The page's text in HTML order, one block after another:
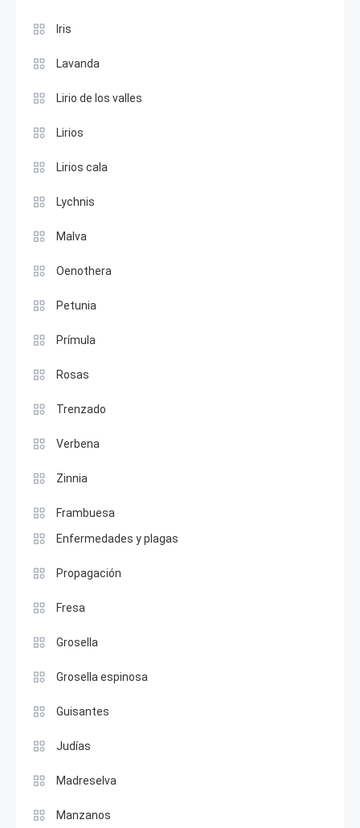
Iris
Lavanda
Lirio de los valles
Lirios
Lirios cala
Lychnis
Malva
Oenothera
Petunia
Prímula
Rosas
Trenzado
Verbena
Zinnia
Frambuesa
Enfermedades y plagas
Propagación
Fresa
Grosella
Grosella espinosa
Guisantes
Judías
Madreselva
Manzanos